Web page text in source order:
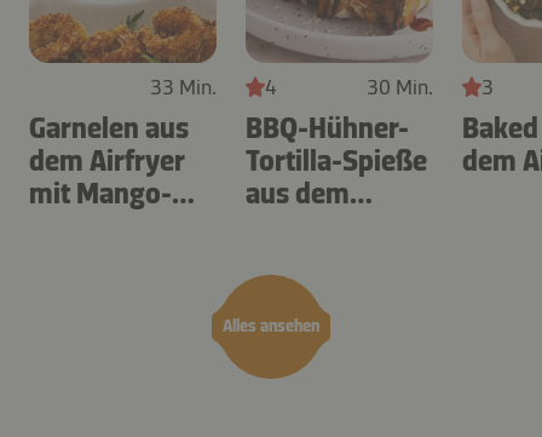
Alles ansehen
33 Min.
Garnelen aus
dem Airfryer
mit Mango-
4 30 Min.
BBQ-Hühner-
Tortilla-Spieße
aus dem
3
dem